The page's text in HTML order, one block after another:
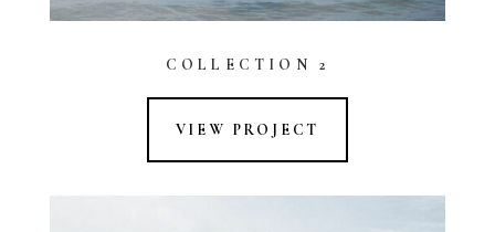
COLLECTION 2
VIEW PROJECT